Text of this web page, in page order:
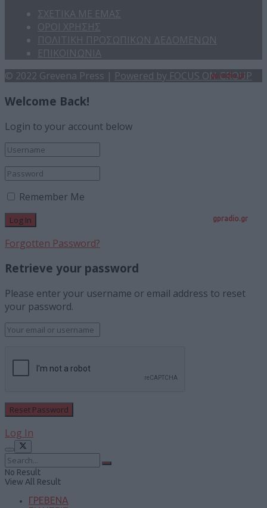
gpradio.gr
ΣΧΕΤΙΚΑ ΜΕ ΕΜΑΣ
ΟΡΟΙ ΧΡΗΣΗΣ
ΠΟΛΙΤΙΚΗ ΠΡΟΣΩΠΙΚΩΝ ΔΕΔΟΜΕΝΩΝ
ΕΠΙΚΟΙΝΩΝΙΑ
© 2022 Grevena Press | Powered by FOCUS ON GROUP
Welcome Back!
Login to your account below
Remember Me
Forgotten Password?
Retrieve your password
Please enter your username or email address to reset
your password.
Log In
No Result
View All Result
ΓΡΕΒΕΝΑ
gpradio.gr